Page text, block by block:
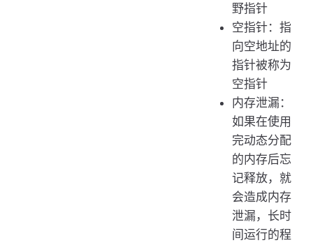
野指针
空指针：指
向空地址的
指针被称为
空指针
内存泄漏：
如果在使用
完动态分配
的内存后忘
记释放，就
会造成内存
泄漏，长时
间运行的程